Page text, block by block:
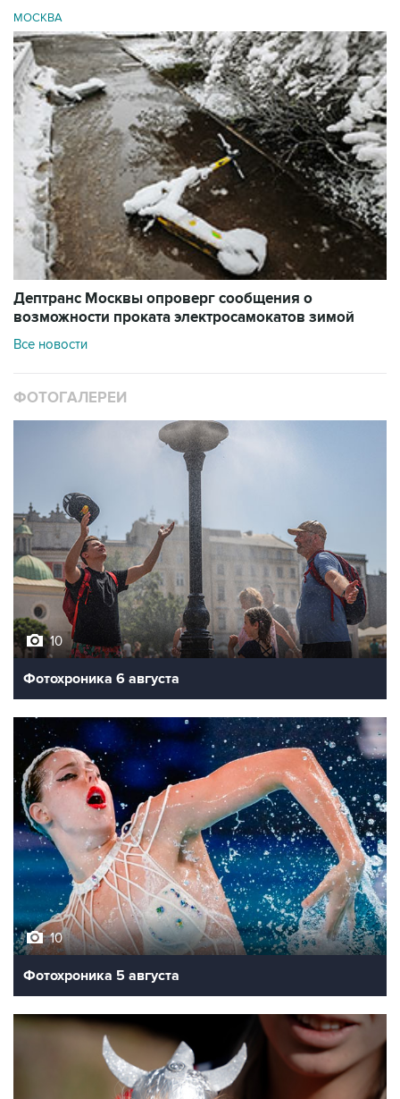
МОСКВА
Дептранс Москвы опроверг сообщения о
возможности проката электросамокатов зимой
Все новости
ФОТОГАЛЕРЕИ
10
Фотохроника 6 августа
10
Фотохроника 5 августа